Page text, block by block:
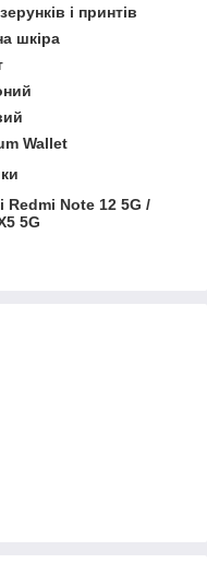
і принтів
шкіра
Wallet
Redmi Note 12 5G /
5G